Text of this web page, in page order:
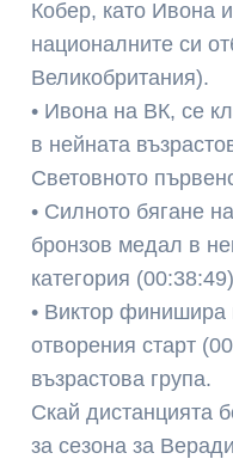
Кобер, като Ивона
националните си
Великобритания).
• Ивона на ВК, се
в нейната
Световното
• Силното бягане
бронзов медал в
категория
• Виктор финишира
отворения старт
възрастова група.
Скай дистанцията
за сезона за